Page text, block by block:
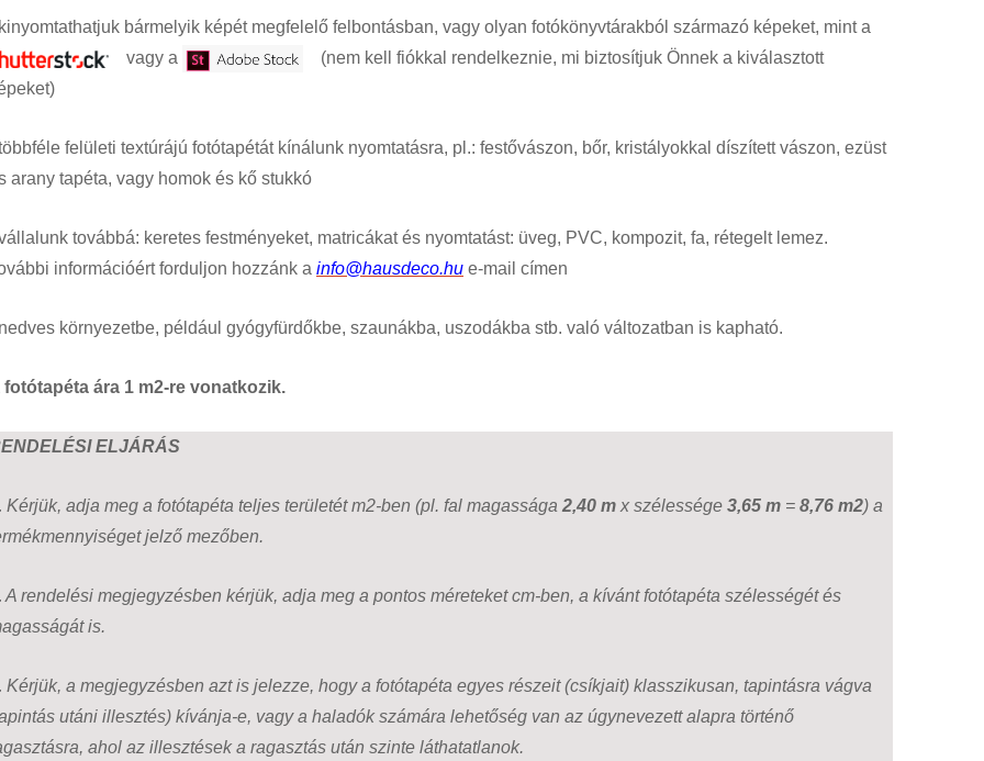
bármelyik képét megfelelő felbontásban, vagy olyan fotókönyvtárakból származó képeket, mint a
vagy a
(nem kell fiókkal rendelkeznie, mi biztosítjuk Önnek a kiválasztott
felületi textúrájú fotótapétát kínálunk nyomtatásra, pl.: festővászon, bőr, kristályokkal díszített vászon, ezüst
arany tapéta, vagy homok és kő stukkó
továbbá: keretes festményeket, matricákat és nyomtatást: üveg, PVC, kompozit, fa, rétegelt lemez.
információért forduljon hozzánk a info@hausdeco.hu e-mail címen
környezetbe, például gyógyfürdőkbe, szaunákba, uszodákba stb. való változatban is kapható.
fotótapéta ára 1 m2-re vonatkozik.
ELJÁRÁS
Kérjük, adja meg a fotótapéta teljes területét m2-ben (pl. fal magassága 2,40 m x szélessége 3,65 m = 8,76 m2) a
jelző mezőben.
A rendelési megjegyzésben kérjük, adja meg a pontos méreteket cm-ben, a kívánt fotótapéta szélességét és
is.
Kérjük, a megjegyzésben azt is jelezze, hogy a fotótapéta egyes részeit (csíkjait) klasszikusan, tapintásra vágva
utáni illesztés) kívánja-e, vagy a haladók számára lehetőség van az úgynevezett alapra történő
ahol az illesztések a ragasztás után szinte láthatatlanok.